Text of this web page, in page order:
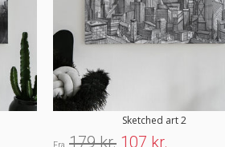
Sketched art 2
Fra 179 kr. 107 kr.